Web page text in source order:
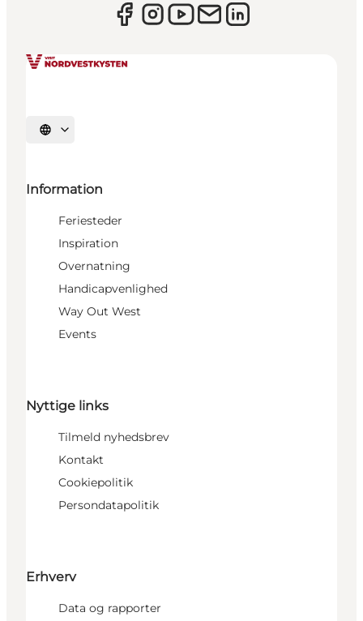
Vælg sprog
Information
Feriesteder
Inspiration
Overnatning
Handicapvenlighed
Way Out West
Events
Nyttige links
Tilmeld nyhedsbrev
Kontakt
Cookiepolitik
Persondatapolitik
Erhverv
Data og rapporter